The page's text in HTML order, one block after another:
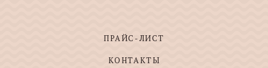
ПРАЙС-ЛИСТ
КОНТАКТЫ